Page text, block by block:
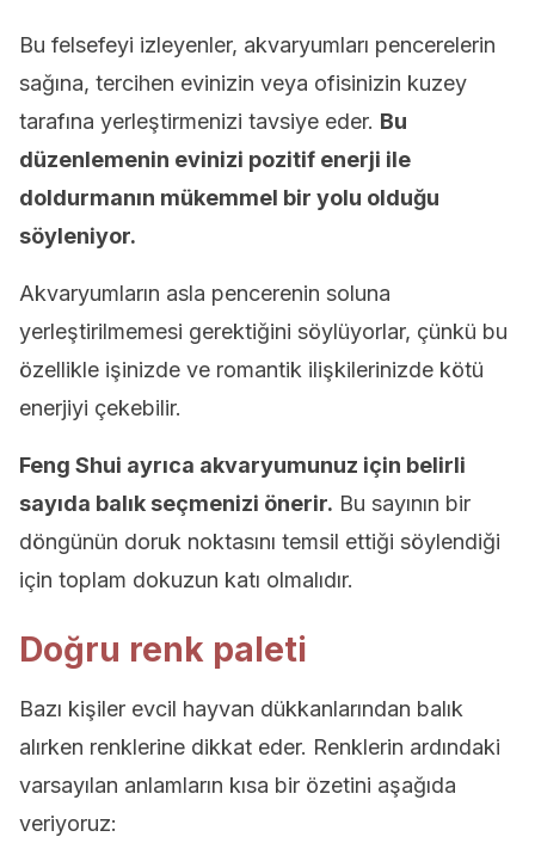
Bu felsefeyi izleyenler, akvaryumları pencerelerin
sağına, tercihen evinizin veya ofisinizin kuzey
tarafına yerleştirmenizi tavsiye eder. Bu
düzenlemenin evinizi pozitif enerji ile
doldurmanın mükemmel bir yolu olduğu
söyleniyor.
Akvaryumların asla pencerenin soluna
yerleştirilmemesi gerektiğini söylüyorlar, çünkü bu
özellikle işinizde ve romantik ilişkilerinizde kötü
enerjiyi çekebilir.
Feng Shui ayrıca akvaryumunuz için belirli
sayıda balık seçmenizi önerir. Bu sayının bir
döngünün doruk noktasını temsil ettiği söylendiği
için toplam dokuzun katı olmalıdır.
Doğru renk paleti
Bazı kişiler evcil hayvan dükkanlarından balık
alırken renklerine dikkat eder. Renklerin ardındaki
varsayılan anlamların kısa bir özetini aşağıda
veriyoruz: